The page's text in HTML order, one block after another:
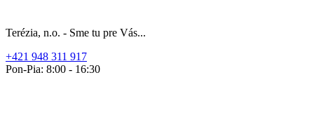
Terézia, n.o. - Sme tu pre Vás...
+421 948 311 917
Pon-Pia: 8:00 - 16:30